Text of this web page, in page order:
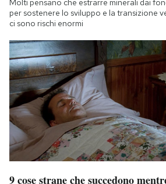
Molti pensano che estrarre minerali dai
per sostenere lo sviluppo e la transizione
ci sono rischi enormi
9 cose strane che succedono